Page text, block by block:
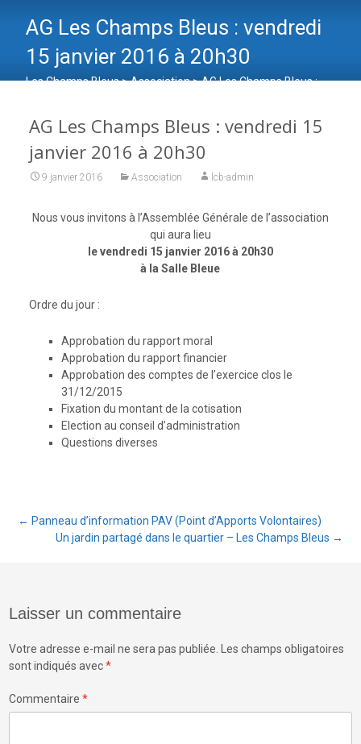
AG Les Champs Bleus : vendredi
15 janvier 2016 à 20h30
Les Champs Bleus>Association>AG Les Champs Bleus :
AG Les Champs Bleus : vendredi 15
janvier 2016 à 20h30
9 janvier 2016 Association lcb-admin
Nous vous invitons à l’Assemblée Générale de l’association
qui aura lieu
le vendredi 15 janvier 2016 à 20h30
à la Salle Bleue
Ordre du jour :
Approbation du rapport moral
Approbation du rapport financier
Approbation des comptes de l’exercice clos le
31/12/2015
Fixation du montant de la cotisation
Election au conseil d’administration
Questions diverses
Post
← Panneau d’information PAV (Point d’Apports Volontaires)
Un jardin partagé dans le quartier – Les Champs Bleus →
Laisser un commentaire
Votre adresse e-mail ne sera pas publiée.
Les champs obligatoires
sont indiqués avec*
Commentaire*